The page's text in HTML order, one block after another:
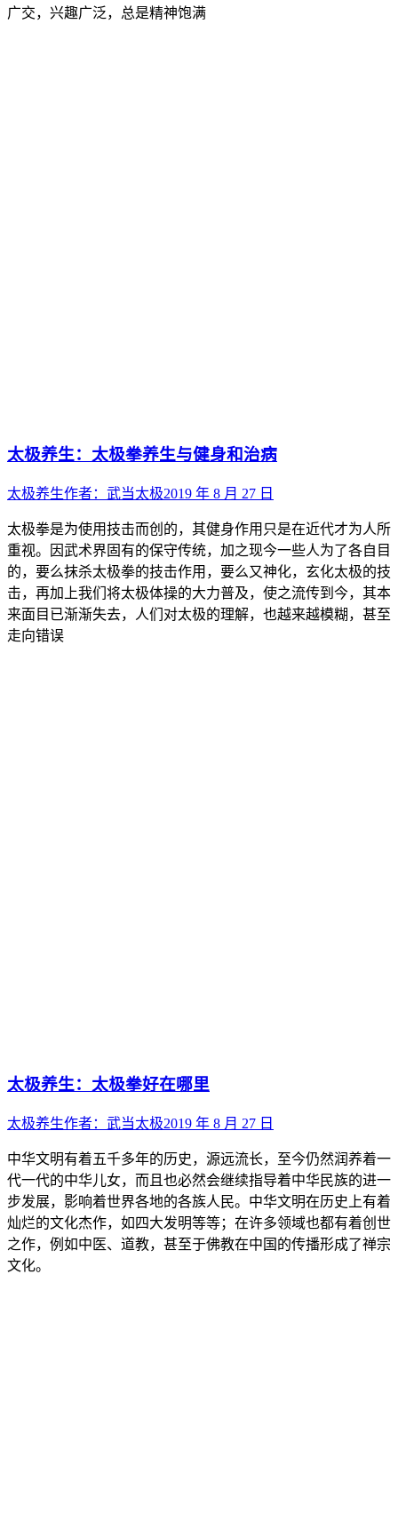
广交，兴趣广泛，总是精神饱满
太极养生：太极拳养生与健身和治病
太极养生作者： 武当太极2019 年 8 月 27 日
太极拳是为使用技击而创的，其健身作用只是在近代才为人所
重视。因武术界固有的保守传统，加之现今一些人为了各自目
的，要么抹杀太极拳的技击作用，要么又神化，玄化太极的技
击，再加上我们将太极体操的大力普及，使之流传到今，其本
来面目已渐渐失去，人们对太极的理解，也越来越模糊，甚至
走向错误
太极养生：太极拳好在哪里
太极养生作者： 武当太极2019 年 8 月 27 日
中华文明有着五千多年的历史，源远流长，至今仍然润养着一
代一代的中华儿女，而且也必然会继续指导着中华民族的进一
步发展，影响着世界各地的各族人民。中华文明在历史上有着
灿烂的文化杰作，如四大发明等等；在许多领域也都有着创世
之作，例如中医、道教，甚至于佛教在中国的传播形成了禅宗
文化。